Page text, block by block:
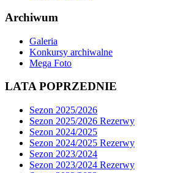
Archiwum
Galeria
Konkursy archiwalne
Mega Foto
LATA POPRZEDNIE
Sezon 2025/2026
Sezon 2025/2026 Rezerwy
Sezon 2024/2025
Sezon 2024/2025 Rezerwy
Sezon 2023/2024
Sezon 2023/2024 Rezerwy